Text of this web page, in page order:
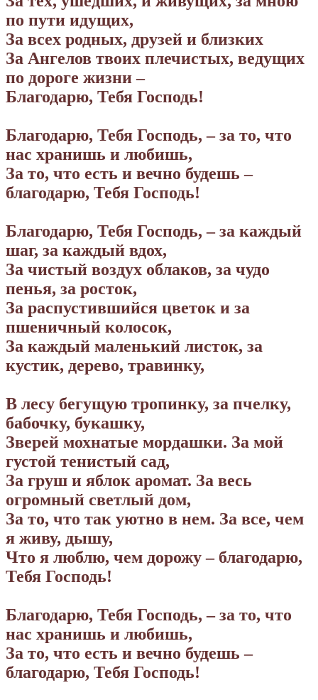
по пути идущих,
За всех родных, друзей и близких
За Ангелов твоих плечистых, ведущих
по дороге жизни –
Благодарю, Тебя Господь!
Благодарю, Тебя Господь, – за то, что
нас хранишь и любишь,
За то, что есть и вечно будешь –
благодарю, Тебя Господь!
Благодарю, Тебя Господь, – за каждый
шаг, за каждый вдох,
За чистый воздух облаков, за чудо
пенья, за росток,
За распустившийся цветок и за
пшеничный колосок,
За каждый маленький листок, за
кустик, дерево, травинку,
В лесу бегущую тропинку, за пчелку,
бабочку, букашку,
Зверей мохнатые мордашки. За мой
густой тенистый сад,
За груш и яблок аромат. За весь
огромный светлый дом,
За то, что так уютно в нем. За все, чем
я живу, дышу,
Что я люблю, чем дорожу – благодарю,
Тебя Господь!
Благодарю, Тебя Господь, – за то, что
нас хранишь и любишь,
За то, что есть и вечно будешь –
благодарю, Тебя Господь!